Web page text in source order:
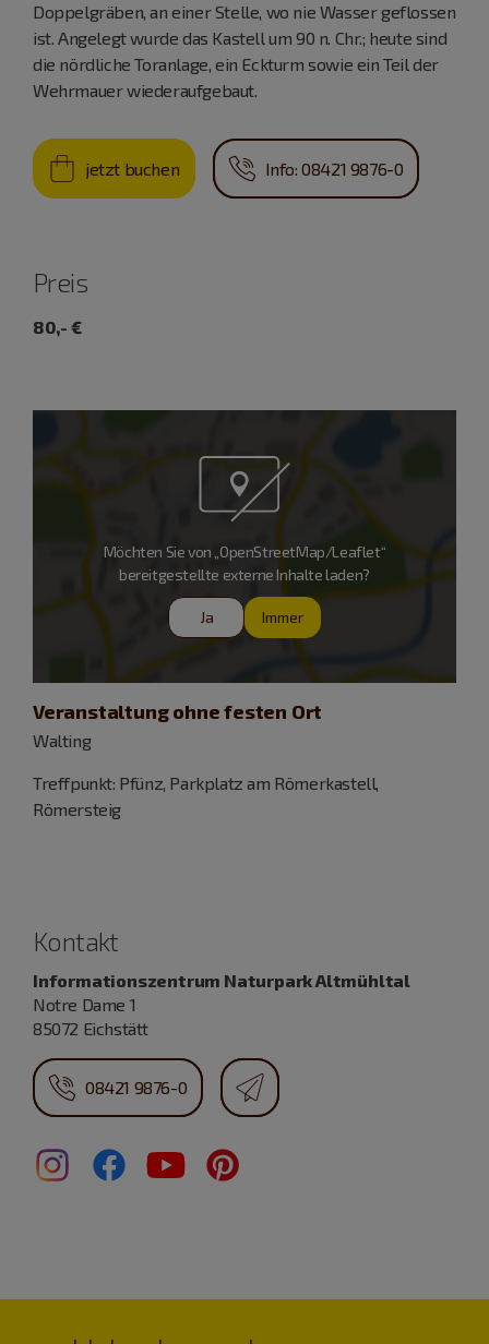
Doppelgräben, an einer Stelle, wo nie Wasser geflossen
ist. Angelegt wurde das Kastell um 90 n. Chr.; heute sind
die nördliche Toranlage, ein Eckturm sowie ein Teil der
Wehrmauer wiederaufgebaut.
jetzt buchen Info: 08421 9876-0
Preis
80,- €
Möchten Sie von „OpenStreetMap/Leaflet“
bereitgestellte externe Inhalte laden?
Ja Immer
Veranstaltung ohne festen Ort
Walting
Treffpunkt: Pfünz, Parkplatz am Römerkastell,
Römersteig
Kontakt
Informationszentrum Naturpark Altmühltal
Notre Dame 1
85072 Eichstätt
08421 9876-0